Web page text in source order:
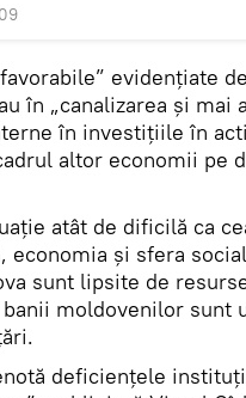
evidențiate
în „canalizarea și mai
în investițiile în
altor economii pe
atât de dificilă ca
economia și sfera
sunt lipsite de
moldovenilor sunt
deficiențele